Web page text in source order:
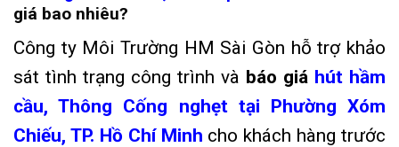
giá bao nhiêu?
Công ty Môi Trường HM Sài Gòn hỗ trợ khảo
sát tình trạng công trình và báo giá hút hầm
cầu, Thông Cống nghẹt tại Phường Xóm
Chiếu, TP. Hồ Chí Minh cho khách hàng trước